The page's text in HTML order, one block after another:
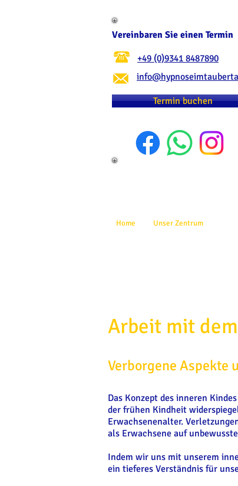
+49 (0)9341 8487890
Termin buchen
Vereinbaren Sie einen Termin
Home Unser Zentrum
Arbeit mit
Verborgene Aspekte
Das Konzept des inneren
der frühen Kindheit
Erwachsenenalter.
als Erwachsene auf
Indem wir uns mit unserem
ein tieferes Verständnis für